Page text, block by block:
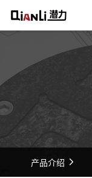
产品介绍